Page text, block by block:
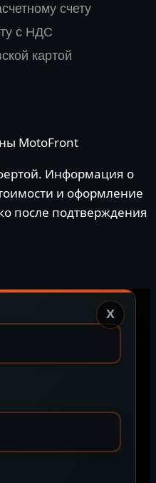
счету
с НДС
картой
MotoFront
Информация о
и оформление
после подтверждения
X